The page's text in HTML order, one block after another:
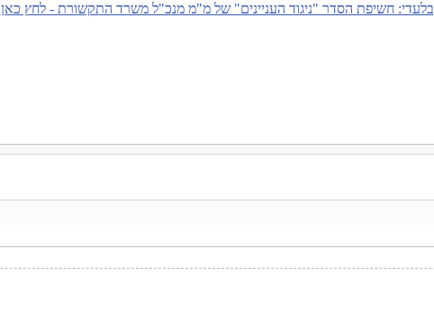
בלעדי: חשיפת הסדר "ניגוד העניינים" של מ"מ מנכ"ל משרד התקשורת - לחץ כאן